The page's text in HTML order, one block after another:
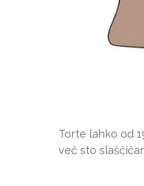
Torte lahko od
več sto